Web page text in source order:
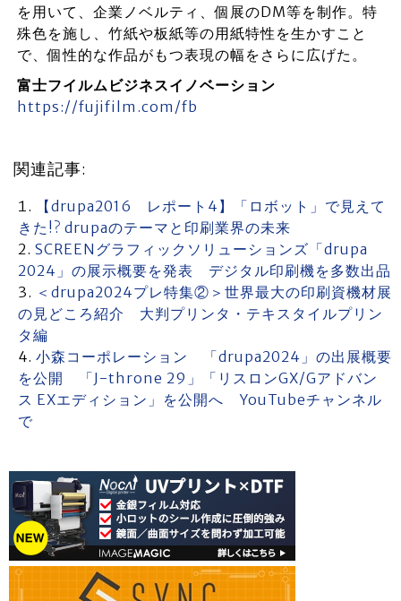
を用いて、企業ノベルティ、個展のDM等を制作。特
殊色を施し、竹紙や板紙等の用紙特性を生かすこと
で、個性的な作品がもつ表現の幅をさらに広げた。
富士フイルムビジネスイノベーション
https://fujifilm.com/fb
関連記事:
【drupa2016 レポート4】「ロボット」で見えて
きた!? drupaのテーマと印刷業界の未来
SCREENグラフィックソリューションズ「drupa
2024」の展示概要を発表 デジタル印刷機を多数出品
＜drupa2024プレ特集②＞世界最大の印刷資機材展
の見どころ紹介 大判プリンタ・テキスタイルプリン
タ編
小森コーポレーション 「drupa2024」の出展概要
を公開 「J-throne 29」「リスロンGX/Gアドバン
ス EXエディション」を公開へ YouTubeチャンネル
で